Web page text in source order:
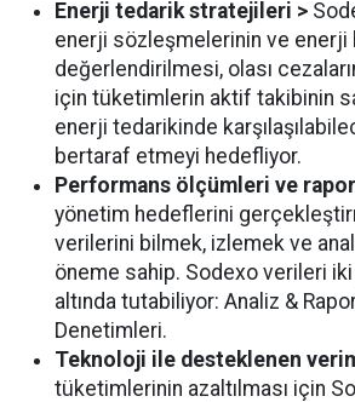
Enerji tedarik stratejileri >
enerji sözleşmelerinin ve enerji
değerlendirilmesi, olası
için tüketimlerin aktif takibinin
enerji tedarikinde
bertaraf etmeyi hedefliyor.
Performans ölçümleri ve
yönetim hedeflerini
verilerini bilmek, izlemek ve
öneme sahip. Sodexo verileri
altında tutabiliyor: Analiz &
Denetimleri.
Teknoloji ile desteklenen
tüketimlerinin azaltılması için